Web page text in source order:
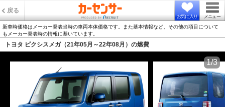
戻る
お気に入り メニュー
新車時価格はメーカー発表当時の車両本体価格です。また基本情報など、その他の項目について
もメーカー発表時の情報に基いています。
トヨタ ピクシスメガ（21年05月～22年08月）の燃費
1/3